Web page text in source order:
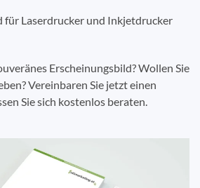
für Laserdrucker und Inkjetdrucker
Erscheinungsbild? Wollen Sie
Vereinbaren Sie jetzt einen
Sie sich kostenlos beraten.